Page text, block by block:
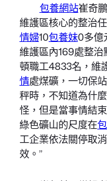
包養網站崔奇
維護區核心的整治
情婦10包養妹0多億
維護區內169處整
頓職工4833名，維
情處煤礦，一切保
秤時，不知道為什
怪，但是當事情結
綠色礦山的尺度在
工企業依法關停取
效。”